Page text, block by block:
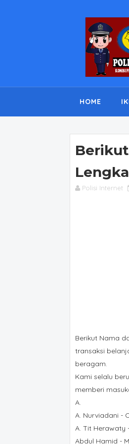
HOME
Polisi Internet
Berikut Nama
transaksi
beragam.
Kami selalu
memberi
A.
A. Nurviadani -
A. Tit Herawaty
Abdul Hamid -